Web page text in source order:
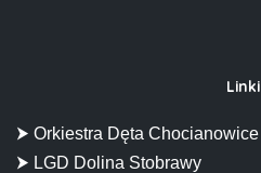
Linki
⮞ Orkiestra Dęta Chocianowice
⮞ LGD Dolina Stobrawy